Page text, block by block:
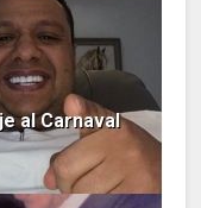
al Carnaval